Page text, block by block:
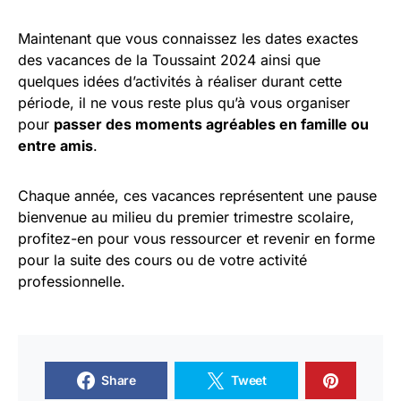
Maintenant que vous connaissez les dates exactes
des vacances de la Toussaint 2024 ainsi que
quelques idées d’activités à réaliser durant cette
période, il ne vous reste plus qu’à vous organiser
pour passer des moments agréables en famille ou
entre amis.
Chaque année, ces vacances représentent une pause
bienvenue au milieu du premier trimestre scolaire,
profitez-en pour vous ressourcer et revenir en forme
pour la suite des cours ou de votre activité
professionnelle.
Share Tweet